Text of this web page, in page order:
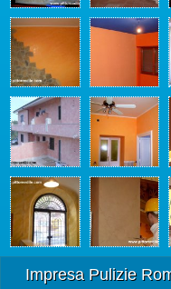
Impresa Pulizie